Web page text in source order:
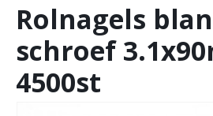
Rolnagels
schroef
4500st